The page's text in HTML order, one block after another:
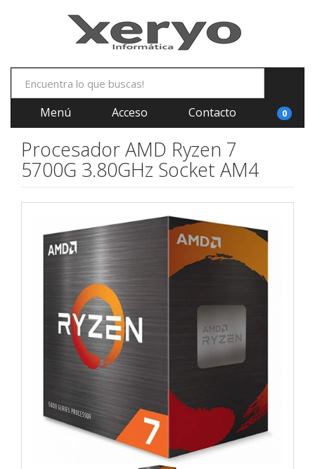
Menú Acceso Contacto 0
Procesador AMD Ryzen 7
5700G 3.80GHz Socket AM4